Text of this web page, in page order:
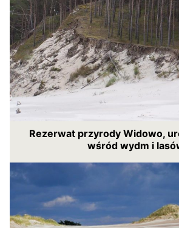
Rezerwat przyrody Widowo,
wśród wydm i